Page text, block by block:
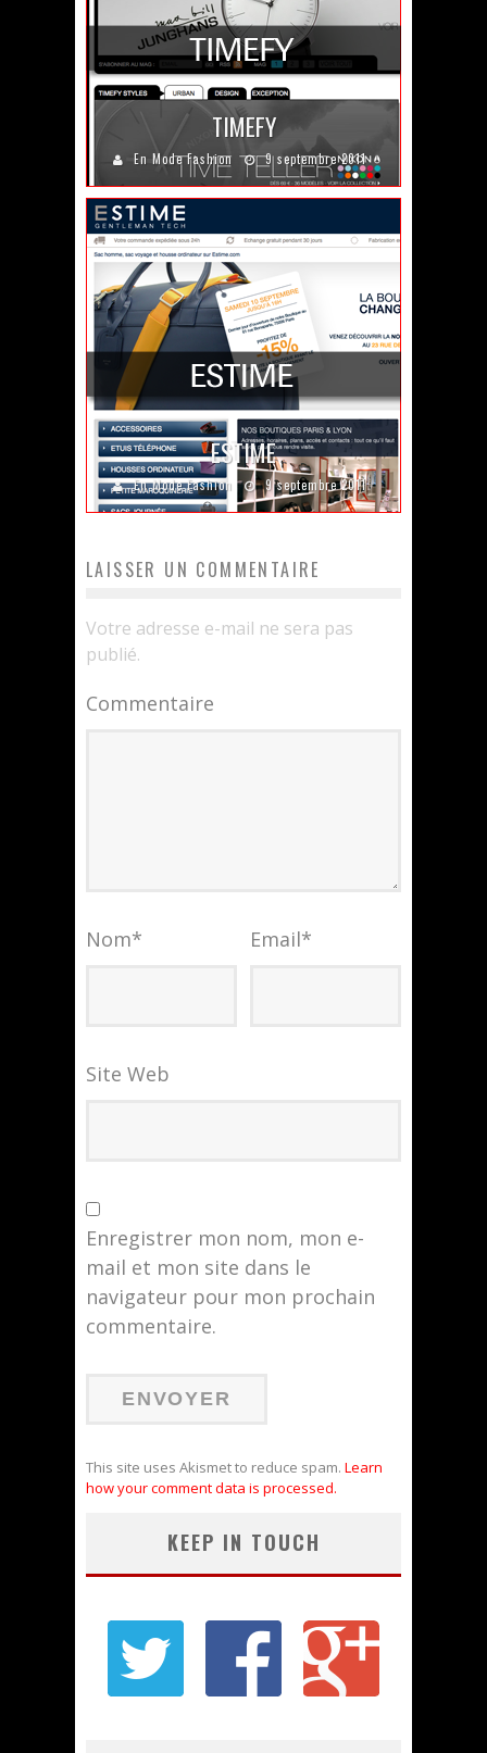
TIMEFY
En Mode Fashion 9 septembre 2011
ESTIME
En Mode Fashion 9 septembre 2011
LAISSER UN COMMENTAIRE
Votre adresse e-mail ne sera pas
publié.
Commentaire
Nom* Email*
Site Web
Enregistrer mon nom, mon e-
mail et mon site dans le
navigateur pour mon prochain
commentaire.
This site uses Akismet to reduce spam. Learn
how your comment data is processed.
KEEP IN TOUCH